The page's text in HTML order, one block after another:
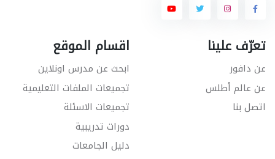
تعرّف علينا
عن دافور
عن عالم أطلس
اتصل بنا
اقسام الموقع
ابحث عن مدرس اونلاين
تجميعات الملفات التعليمية
تجميعات الاسئلة
دورات تدريبية
دليل الجامعات